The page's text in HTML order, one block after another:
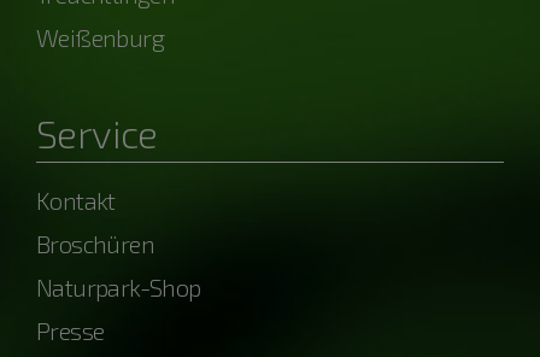
Weißenburg
Service
Kontakt
Broschüren
Naturpark-Shop
Presse